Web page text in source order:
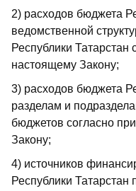
2) расходов бюджета
ведомственной
Республики
настоящему Закону;
3) расходов бюджета
разделам и
бюджетов согласно
Закону;
4) источников
Республики